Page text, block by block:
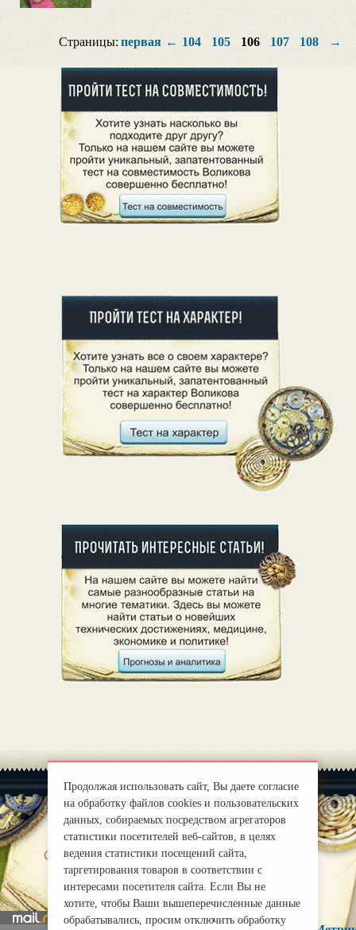
Страницы: первая ← 104 105 106 107 108 →
О нас |
mirprognoz@mail.ru
Продолжая использовать сайт, Вы даете согласие
на обработку файлов cookies и пользовательских
данных, собираемых посредством агрегаторов
статистики посетителей веб-сайтов, в целях
ведения статистики посещений сайта,
таргетирования товаров в соответствии с
интересами посетителя сайта. Если Вы не
хотите, чтобы Ваши вышеперечисленные данные
обрабатывались, просим отключить обработку